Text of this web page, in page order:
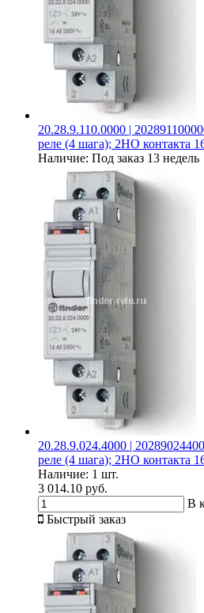
20.28.9.110.0000 |
реле (4 шага); 2НО контакта
Наличие: Под заказ 13 недель
20.28.9.024.4000 |
реле (4 шага); 2НО контакта
Наличие: 1 шт.
3 014.10 руб.
В
Быстрый заказ